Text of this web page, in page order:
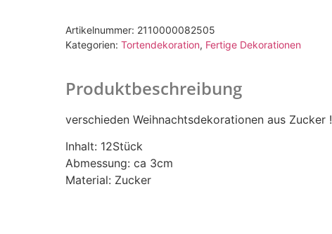
Artikelnummer: 2110000082505
Kategorien: Tortendekoration, Fertige Dekorationen
Produktbeschreibung
verschieden Weihnachtsdekorationen aus Zucker !
Inhalt: 12Stück
Abmessung: ca 3cm
Material: Zucker